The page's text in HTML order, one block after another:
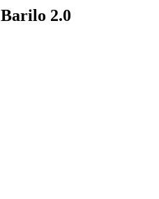
2.0